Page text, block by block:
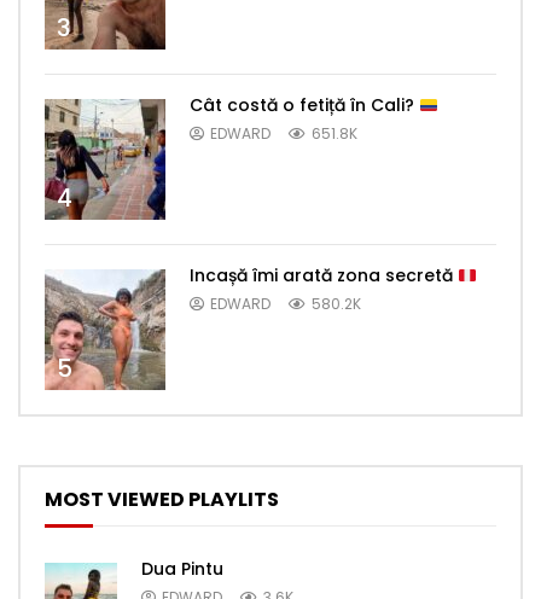
3
4
Cât costă o fetiță în Cali?
EDWARD 651.8K
5
Incașă îmi arată zona secretă
EDWARD 580.2K
MOST VIEWED PLAYLITS
Dua Pintu